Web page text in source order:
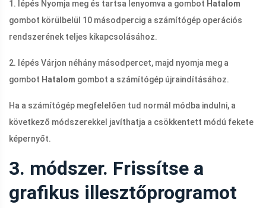
1. lépés Nyomja meg és tartsa lenyomva a gombot Hatalom
gombot körülbelül 10 másodpercig a számítógép operációs
rendszerének teljes kikapcsolásához.
2. lépés Várjon néhány másodpercet, majd nyomja meg a
gombot Hatalom gombot a számítógép újraindításához.
Ha a számítógép megfelelően tud normál módba indulni, a
következő módszerekkel javíthatja a csökkentett módú fekete
képernyőt.
3. módszer. Frissítse a
grafikus illesztőprogramot